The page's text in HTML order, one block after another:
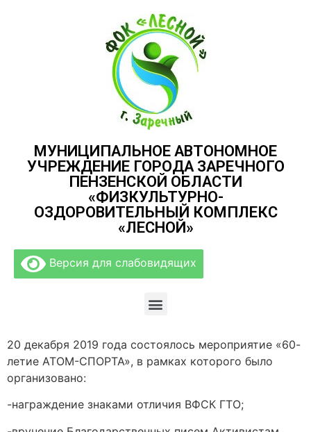
МУНИЦИПАЛЬНОЕ АВТОНОМНОЕ
УЧРЕЖДЕНИЕ ГОРОДА ЗАРЕЧНОГО
ПЕНЗЕНСКОЙ ОБЛАСТИ
«ФИЗКУЛЬТУРНО-
ОЗДОРОВИТЕЛЬНЫЙ КОМПЛЕКС
«ЛЕСНОЙ»
Версия для слабовидящих
20 декабря 2019 года состоялось мероприятие «60-
летие АТОМ-СПОРТА», в рамках которого было
организовано:
-награждение знаками отличия ВФСК ГТО;